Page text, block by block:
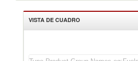
VISTA DE CUADRO